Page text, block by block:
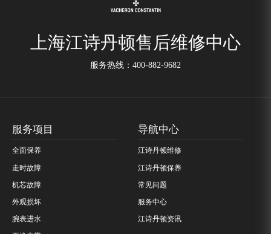
上海江诗丹顿售后维修中心
服务热线： 400-882-9682
服务项目
全面保养
走时故障
机芯故障
外观损坏
腕表进水
导航中心
江诗丹顿维修
江诗丹顿保养
常见问题
服务中心
江诗丹顿资讯